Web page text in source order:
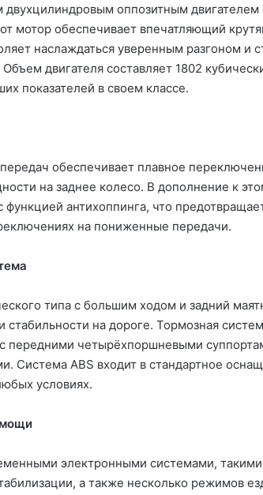
оппозитным двигателем
мотор обеспечивает впечатляющий
наслаждаться уверенным разгоном и
двигателя составляет 1802
показателей в своем классе.
обеспечивает плавное
на заднее колесо. В дополнение к
антихоппинга, что
на пониженные передачи.
типа с большим ходом и задний
стабильности на дороге. Тормозная
передними четырёхпоршневыми
Система ABS входит в стандартное
условиях.
электронными системами, такими
а также несколько режимов